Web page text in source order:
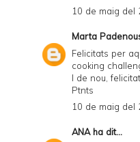
10 de maig del
Marta
Felicitats per
cooking
I de nou,
Ptnts
10 de maig del
ANAha dit...